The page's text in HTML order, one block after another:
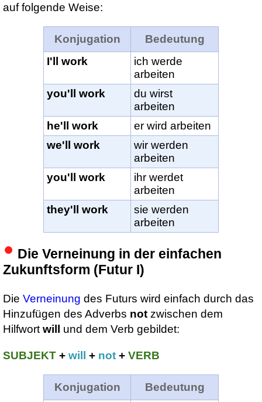
auf folgende Weise:
Konjugation
Bedeutung
I'll work
ich werde
arbeiten
you'll work
du wirst
arbeiten
he'll work
er wird arbeiten
we'll work
wir werden
arbeiten
you'll work
ihr werdet
arbeiten
they'll work
sie werden
arbeiten
Die Verneinung in der einfachen
Zukunftsform (Futur I)
Die Verneinung des Futurs wird einfach durch das
Hinzufügen des Adverbs not zwischen dem
Hilfwort will und dem Verb gebildet:
SUBJEKT + will + not + VERB
Konjugation
Bedeutung